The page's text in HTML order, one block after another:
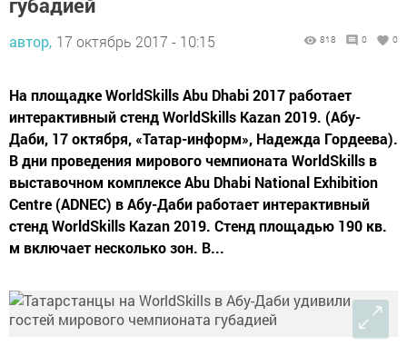
губадией
автор, 17 октябрь 2017 - 10:15 818 0 0
На площадке WorldSkills Abu Dhabi 2017 работает
интерактивный стенд WorldSkills Kazan 2019. (Абу-
Даби, 17 октября, «Татар-информ», Надежда Гордеева).
В дни проведения мирового чемпионата WorldSkills в
выставочном комплексе Abu Dhabi National Exhibition
Centre (ADNEC) в Абу-Даби работает интерактивный
стенд WorldSkills Kazan 2019. Стенд площадью 190 кв.
м включает несколько зон. В...